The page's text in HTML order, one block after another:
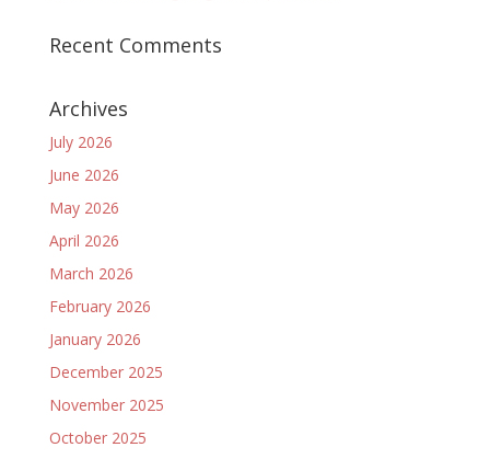
Recent Comments
Archives
July 2026
June 2026
May 2026
April 2026
March 2026
February 2026
January 2026
December 2025
November 2025
October 2025